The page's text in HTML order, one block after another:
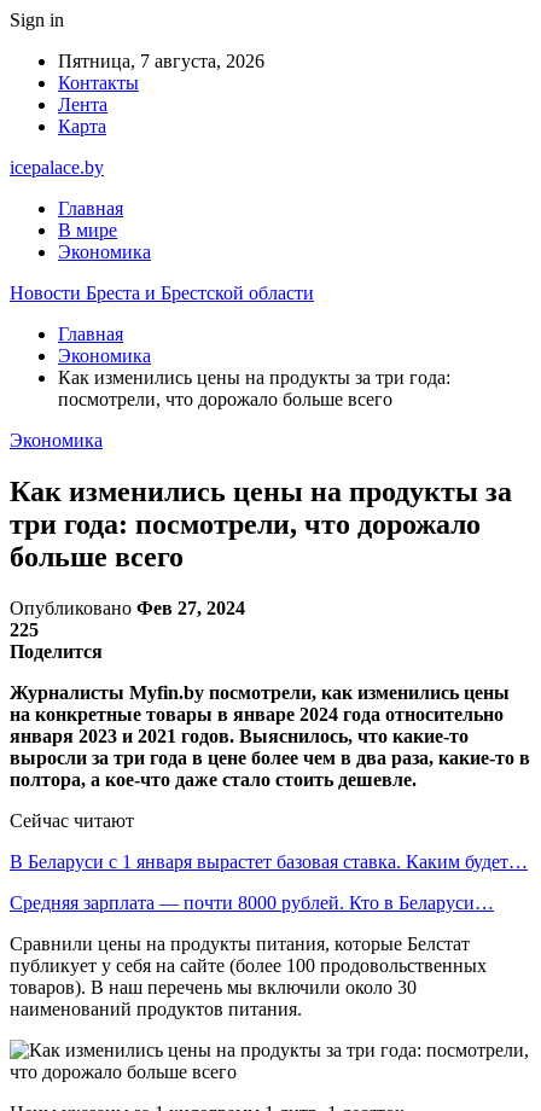
Sign in
Пятница, 7 августа, 2026
Контакты
Лента
Карта
icepalace.by
Главная
В мире
Экономика
Новости Бреста и Брестской области
Главная
Экономика
Как изменились цены на продукты за три года:
посмотрели, что дорожало больше всего
Экономика
Как изменились цены на продукты за
три года: посмотрели, что дорожало
больше всего
Опубликовано Фев 27, 2024
225
Поделится
Журналисты Myfin.by посмотрели, как изменились цены
на конкретные товары в январе 2024 года относительно
января 2023 и 2021 годов. Выяснилось, что какие-то
выросли за три года в цене более чем в два раза, какие-то в
полтора, а кое-что даже стало стоить дешевле.
Сейчас читают
В Беларуси с 1 января вырастет базовая ставка. Каким будет…
Средняя зарплата — почти 8000 рублей. Кто в Беларуси…
Сравнили цены на продукты питания, которые Белстат
публикует у себя на сайте (более 100 продовольственных
товаров). В наш перечень мы включили около 30
наименований продуктов питания.